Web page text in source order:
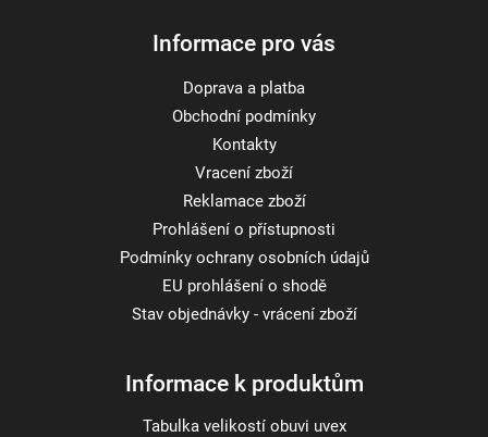
Informace pro vás
Doprava a platba
Obchodní podmínky
Kontakty
Vracení zboží
Reklamace zboží
Prohlášení o přístupnosti
Podmínky ochrany osobních údajů
EU prohlášení o shodě
Stav objednávky - vrácení zboží
Informace k produktům
Tabulka velikostí obuvi uvex